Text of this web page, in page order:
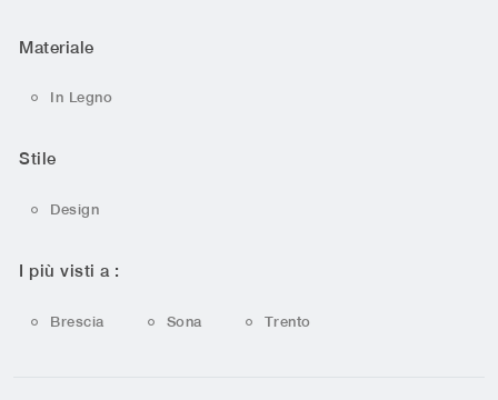
Materiale
In Legno
Stile
Design
I più visti a :
Brescia Sona Trento